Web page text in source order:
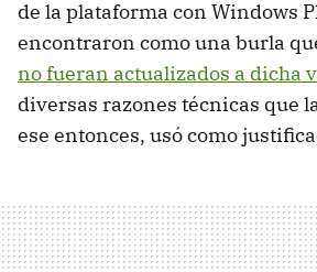
de la plataforma con Windows
encontraron como una burla
no fueran actualizados a dicha
diversas razones técnicas que
ese entonces, usó como